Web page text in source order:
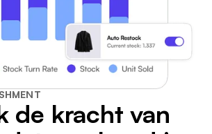
de kracht van